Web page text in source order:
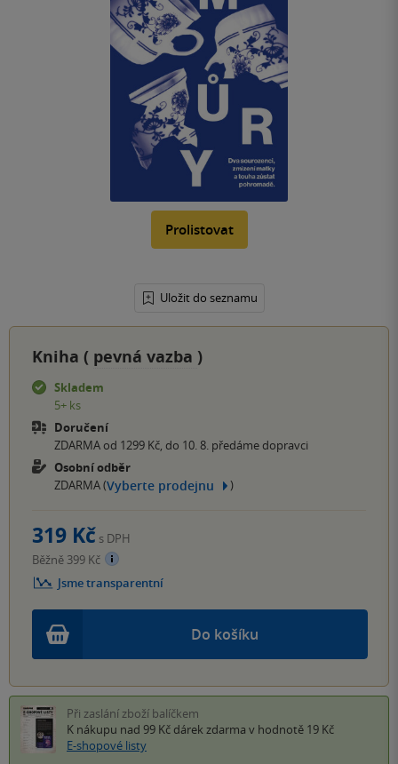
Prolistovat
Uložit do seznamu
Kniha ( pevná vazba )
Skladem
5+ ks
Doručení
ZDARMA od 1299 Kč, do 10. 8. předáme dopravci
Osobní odběr
ZDARMA (Vyberte prodejnu )
Do košíku
319 Kč s DPH
Běžně 399 Kč
Jsme transparentní
Při zaslání zboží balíčkem
K nákupu nad 99 Kč dárek zdarma v hodnotě 19 Kč
E-shopové listy